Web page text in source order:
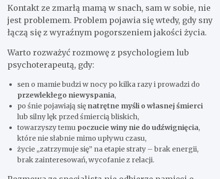
Kontakt ze zmarłą mamą w snach, sam w sobie, nie
jest problemem. Problem pojawia się wtedy, gdy sny
łączą się z wyraźnym pogorszeniem jakości życia.
Warto rozważyć rozmowę z psychologiem lub
psychoterapeutą, gdy:
sen o mamie budzi w nocy po kilka razy i prowadzi do
przewlekłego niewyspania,
po śnie pojawiają się natrętne myśli o własnej śmierci
lub silny lęk przed śmiercią bliskich,
towarzyszy temu poczucie winy nie do udźwignięcia,
które nie słabnie mimo upływu czasu,
życie „zatrzymuje się” na etapie straty – brak energii,
brak zainteresowań, wycofanie z relacji.